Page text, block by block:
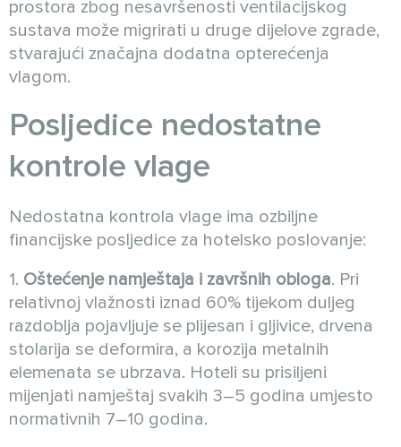
prostora zbog nesavršenosti ventilacijskog
sustava može migrirati u druge dijelove zgrade,
stvarajući značajna dodatna opterećenja
vlagom.
Posljedice nedostatne
kontrole vlage
Nedostatna kontrola vlage ima ozbiljne
financijske posljedice za hotelsko poslovanje:
1. Oštećenje namještaja i završnih obloga. Pri
relativnoj vlažnosti iznad 60% tijekom duljeg
razdoblja pojavljuje se plijesan i gljivice, drvena
stolarija se deformira, a korozija metalnih
elemenata se ubrzava. Hoteli su prisiljeni
mijenjati namještaj svakih 3–5 godina umjesto
normativnih 7–10 godina.